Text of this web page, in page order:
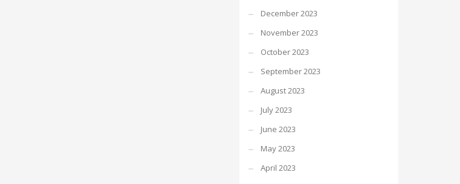
December 2023
November 2023
October 2023
September 2023
August 2023
July 2023
June 2023
May 2023
April 2023